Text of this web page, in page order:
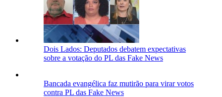
Dois Lados: Deputados debatem expectativas
sobre a votação do PL das Fake News
Bancada evangélica faz mutirão para virar votos
contra PL das Fake News